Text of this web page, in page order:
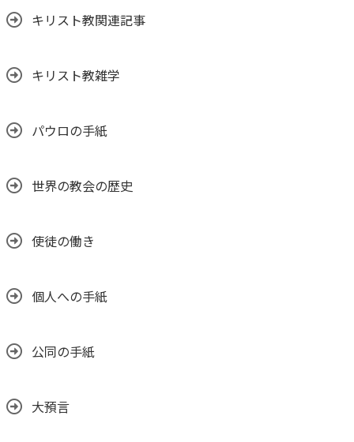
キリスト教関連記事
キリスト教雑学
パウロの手紙
世界の教会の歴史
使徒の働き
個人への手紙
公同の手紙
大預言